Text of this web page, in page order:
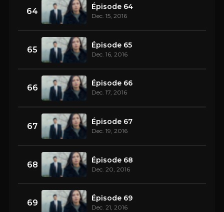
64 Épisode 64
Dec. 15, 2016
65 Épisode 65
Dec. 16, 2016
66 Épisode 66
Dec. 17, 2016
67 Épisode 67
Dec. 19, 2016
68 Épisode 68
Dec. 20, 2016
69 Épisode 69
Dec. 21, 2016